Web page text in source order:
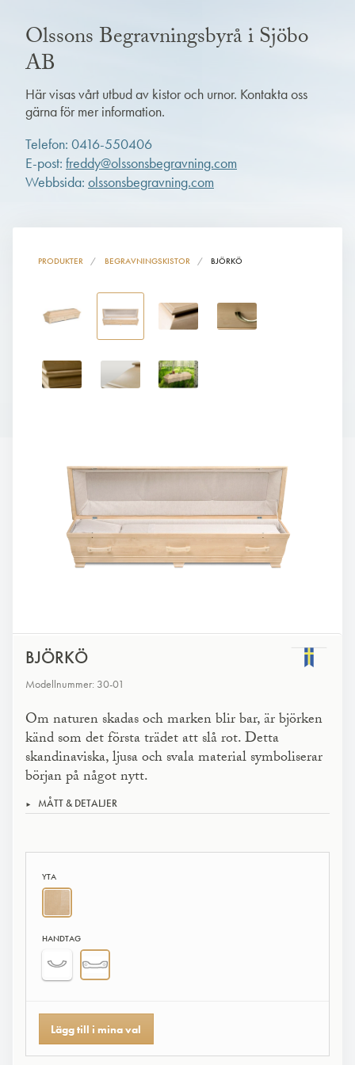
Olssons Begravningsbyrå i Sjöbo
AB
Här visas vårt utbud av kistor och urnor. Kontakta oss
gärna för mer information.
Telefon: 0416-550406
E-post: freddy@olssonsbegravning.com
Webbsida: olssonsbegravning.com
PRODUKTER BEGRAVNINGSKISTOR BJÖRKÖ
BJÖRKÖ
Modellnummer: 30-01
Om naturen skadas och marken blir bar, är björken
känd som det första trädet att slå rot. Detta
skandinaviska, ljusa och svala material symboliserar
början på något nytt.
MÅTT & DETALJER
YTA
HANDTAG
Lägg till i mina val